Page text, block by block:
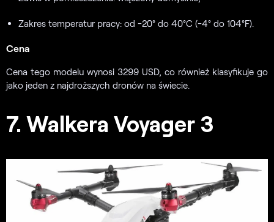
Zakres temperatur pracy: od -20° do 40°C (-4° do 104°F).
Cena
Cena tego modelu wynosi 3299 USD, co również klasyfikuje go
jako jeden z najdroższych dronów na świecie.
7. Walkera Voyager 3